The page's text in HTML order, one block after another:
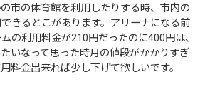
市の体育館を利用したりする時、市内の
きるとこがあります。アリーナになる前
の利用料金が210円だったのに400円は、
いなって思った時月の値段がかかりすぎ
料金出来れば少し下げて欲しいです。